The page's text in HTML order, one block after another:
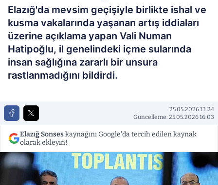
Elazığ'da mevsim geçişiyle birlikte ishal ve
kusma vakalarında yaşanan artış iddiaları
üzerine açıklama yapan Vali Numan
Hatipoğlu, il genelindeki içme sularında
insan sağlığına zararlı bir unsura
rastlanmadığını bildirdi.
25.05.2026 13:24
Güncelleme: 25.05.2026 16:03
Elazığ Sonseskaynağını Google'da tercih edilen kaynak
olarak ekleyin!